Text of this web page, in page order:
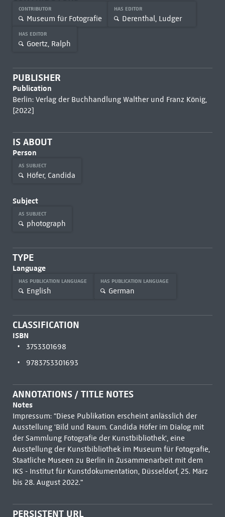
CONTRIBUTOR
Museum für Fotografie
HAS EDITOR
Derenthal, Ludger
HAS EDITOR
Goertz, Ralph
PUBLISHER
Publication
Berlin: Verlag der Buchhandlung Walther und Franz König,
[2022]
IS ABOUT
Person
AS SUBJECT
Höfer, Candida
Subject
AS SUBJECT
photograph
TYPE
Language
HAS PUBLICATION LANGUAGE
English
HAS PUBLICATION LANGUAGE
German
CLASSIFICATION
ISBN
3753301698
9783753301693
ANNOTATIONS / TITLE NOTES
Notes
Impressum: "Diese Publikation erscheint anlässlich der
Ausstellung 'Bild und Raum. Candida Höfer im Dialog mit
der Sammlung Fotografie der Kunstbibliothek', eine
Ausstellung der Kunstbibliothek im Museum für Fotografie,
Staatliche Museen zu Berlin in Zusammenarbeit mit dem
IKS - Institut für Kunstdokumentation, Düsseldorf, 25. März
bis 28. August 2022."
PERSISTENT URL